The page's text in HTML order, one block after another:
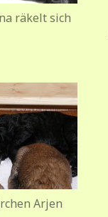
räkelt sich
Arjen